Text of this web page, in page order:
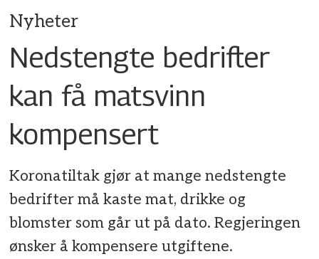
Nyheter
Nedstengte bedrifter
kan få matsvinn
kompensert
Koronatiltak gjør at mange nedstengte
bedrifter må kaste mat, drikke og
blomster som går ut på dato. Regjeringen
ønsker å kompensere utgiftene.